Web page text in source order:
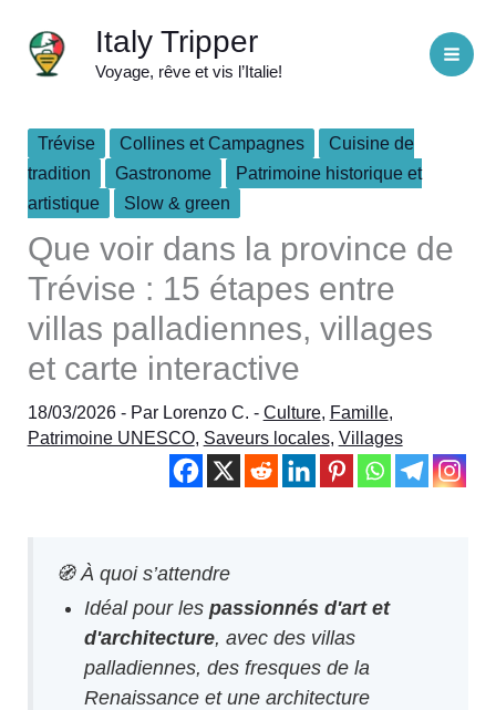
contenu
Italy Tripper
Voyage, rêve et vis l’Italie!
Trévise Collines et Campagnes
Cuisine de
tradition
Gastronome
Patrimoine historique et
artistique
Slow & green
Que voir dans la province de
Trévise : 15 étapes entre
villas palladiennes, villages
et carte interactive
18/03/2026 - Par Lorenzo C. - Culture, Famille,
Patrimoine UNESCO, Saveurs locales, Villages
🧭 À quoi s’attendre
Idéal pour lespassionnés d'art et
d'architecture, avec des villas
palladiennes, des fresques de la
Renaissance et une architecture